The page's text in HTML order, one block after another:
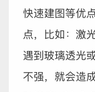
快速建图等优
点，比如：激
遇到玻璃透光
不强，就会造